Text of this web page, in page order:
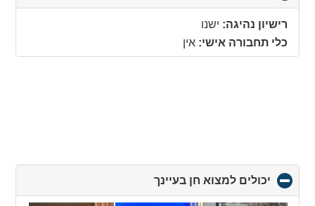
to
רישיון נהיגה: ישנו
כלי תחבורה אישי: אין
יכולים למצוא חן בעיינך
to